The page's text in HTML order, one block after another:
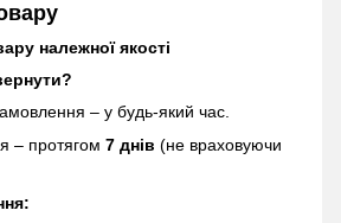
належної якості
– у будь-який час.
– протягом 7 днів (не враховуючи